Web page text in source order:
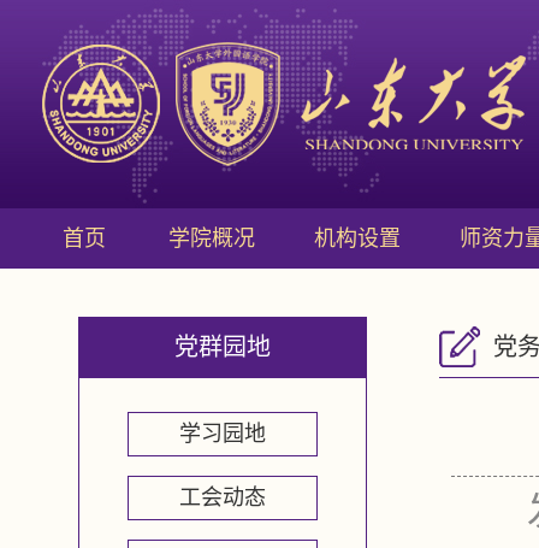
首页 学院概况 机构设置 师资力
党群园地
学习园地
工会动态
党